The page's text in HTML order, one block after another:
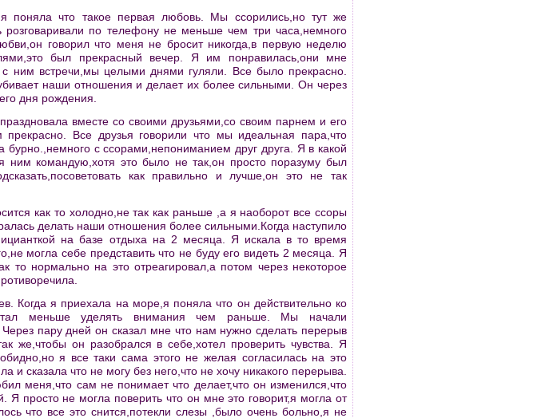
поняла что такое первая любовь. Мы ссорились,но тут же
розговаривали по телефону не меньше чем три часа,немного
говорил что меня не бросит никогда,в первую неделю
был прекрасный вечер. Я им понравилась,они мне
ним встречи,мы целыми днями гуляли. Все было прекрасно.
наши отношения и делает их более сильными. Он через
дня рождения.
вместе со своими друзьями,со своим парнем и его
Все друзья говорили что мы идеальная пара,что
с ссорами,непониманием друг друга. Я в какой
командую,хотя это было не так,он просто поразуму был
как правильно и лучше,он это не так
как то холодно,не так как раньше ,а я наоборот все ссоры
делать наши отношения более сильными.Когда наступило
на базе отдыха на 2 месяца. Я искала в то время
могла себе представить что не буду его видеть 2 месяца. Я
то нормально на это отреагировал,а потом через некоторое
Когда я приехала на море,я поняла что он действительно ко
меньше уделять внимания чем раньше. Мы начали
пару дней он сказал мне что нам нужно сделать перерыв
он разобрался в себе,хотел проверить чувства. Я
я все таки сама этого не желая согласилась на это
сказала что не могу без него,что не хочу никакого перерыва.
меня,что сам не понимает что делает,что он изменился,что
Я просто не могла поверить что он мне это говорит,я могла от
что все это снится,потекли слезы ,было очень больно,я не